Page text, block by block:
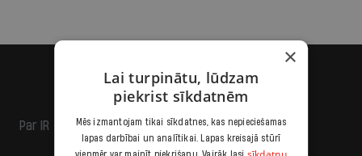
Par IR
×
Lai turpinātu, lūdzam
piekrist sīkdatnēm
Mēs izmantojam tikai sīkdatnes, kas nepieciešamas
lapas darbībai un analītikai. Lapas kreisajā stūrī